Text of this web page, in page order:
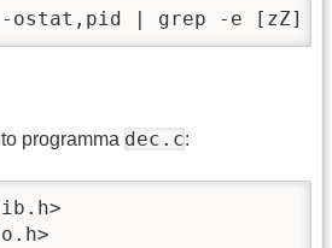
-ostat,pid | grep -e [zZ]
programma dec.c: